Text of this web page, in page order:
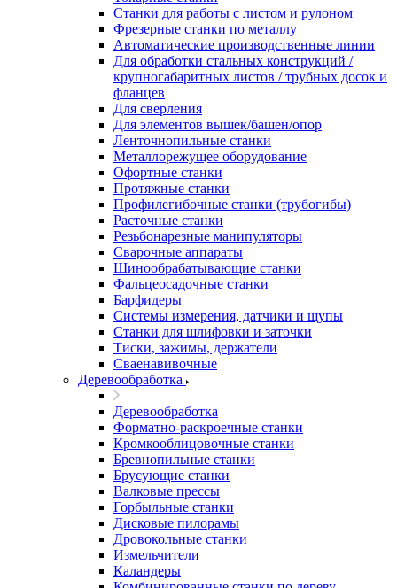
Станки для работы с листом и рулоном
Фрезерные станки по металлу
Автоматические производственные линии
Для обработки стальных конструкций /
крупногабаритных листов / трубных досок и
фланцев
Для сверления
Для элементов вышек/башен/опор
Ленточнопильные станки
Металлорежущее оборудование
Офортные станки
Протяжные станки
Профилегибочные станки (трубогибы)
Расточные станки
Резьбонарезные манипуляторы
Сварочные аппараты
Шинообрабатывающие станки
Фальцеосадочные станки
Барфидеры
Системы измерения, датчики и щупы
Станки для шлифовки и заточки
Тиски, зажимы, держатели
Cваенавивочные
Деревообработка
Деревообработка
Форматно-раскроечные станки
Кромкооблицовочные станки
Бревнопильные станки
Брусующие станки
Валковые прессы
Горбыльные станки
Дисковые пилорамы
Дровокольные станки
Измельчители
Каландеры